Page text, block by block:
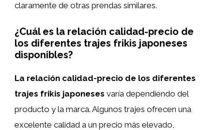
claramente de otras prendas similares.
¿Cuál es la relación calidad-precio de
los diferentes trajes frikis japoneses
disponibles?
La relación calidad-precio de los diferentes
trajes frikis japoneses varía dependiendo del
producto y la marca. Algunos trajes ofrecen una
excelente calidad a un precio más elevado,